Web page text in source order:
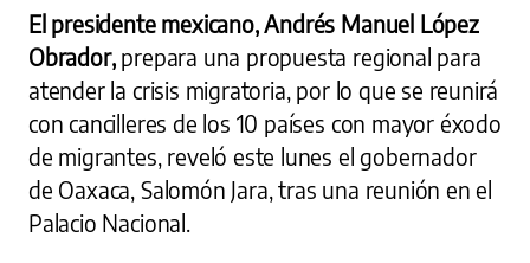
El presidente mexicano, Andrés Manuel López
Obrador, prepara una propuesta regional para
atender la crisis migratoria, por lo que se reunirá
con cancilleres de los 10 países con mayor éxodo
de migrantes, reveló este lunes el gobernador
de Oaxaca, Salomón Jara, tras una reunión en el
Palacio Nacional.